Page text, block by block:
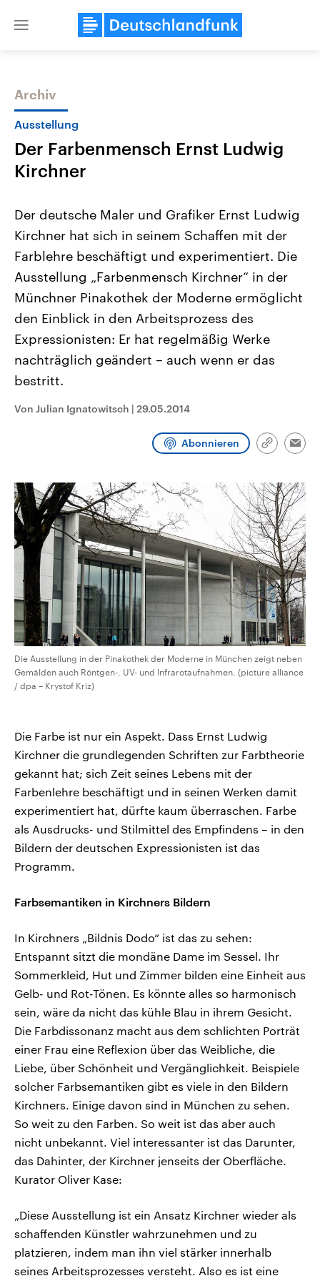
Close
Themen
Landtagswahl Sachsen-Anhalt
2026
Alle Informationen
Sachsen-Anhalt wählt am 6.
September 2026 einen neuen
Landtag. Seit 2021 wird das
Bundesland von einer Koalition aus
Umfragen, Prognosen,
Wahlprogramme, aktuelle Berichte
und Hintergründe zu den Parteien
und Kandidaten der anstehenden
Wahl.
Aktuelle Beiträge,
Hintergründe
Wirtschaftlich und
gehören die Vereinigten
den mächtigsten Ländern
mit großem Einfluss auf
Sendungen Programm Podcasts
Archiv
Ausstellung
Der Farbenmensch Ernst Ludwig
Kirchner
Der deutsche Maler und Grafiker Ernst Ludwig
Kirchner hat sich in seinem Schaffen mit der
Farblehre beschäftigt und experimentiert. Die
Ausstellung „Farbenmensch Kirchner“ in der
Münchner Pinakothek der Moderne ermöglicht
den Einblick in den Arbeitsprozess des
Expressionisten: Er hat regelmäßig Werke
nachträglich geändert – auch wenn er das
bestritt.
Von Julian Ignatowitsch | 29.05.2014
Abonnieren
Link
Die Ausstellung in der Pinakothek der Moderne in München zeigt neben
Gemälden auch Röntgen-, UV- und Infrarotaufnahmen. (picture alliance
/ dpa – Krystof Kriz)
Die Farbe ist nur ein Aspekt. Dass Ernst Ludwig
Kirchner die grundlegenden Schriften zur Farbtheorie
gekannt hat; sich Zeit seines Lebens mit der
Farbenlehre beschäftigt und in seinen Werken damit
experimentiert hat, dürfte kaum überraschen. Farbe
als Ausdrucks- und Stilmittel des Empfindens – in den
Bildern der deutschen Expressionisten ist das
Programm.
Farbsemantiken in Kirchners Bildern
In Kirchners „Bildnis Dodo“ ist das zu sehen:
Entspannt sitzt die mondäne Dame im Sessel. Ihr
Sommerkleid, Hut und Zimmer bilden eine Einheit aus
Gelb- und Rot-Tönen. Es könnte alles so harmonisch
sein, wäre da nicht das kühle Blau in ihrem Gesicht.
Die Farbdissonanz macht aus dem schlichten Porträt
einer Frau eine Reflexion über das Weibliche, die
Liebe, über Schönheit und Vergänglichkeit. Beispiele
solcher Farbsemantiken gibt es viele in den Bildern
Kirchners. Einige davon sind in München zu sehen.
So weit zu den Farben. So weit ist das aber auch
nicht unbekannt. Viel interessanter ist das Darunter,
das Dahinter, der Kirchner jenseits der Oberfläche.
Kurator Oliver Kase:
„Diese Ausstellung ist ein Ansatz Kirchner wieder als
schaffenden Künstler wahrzunehmen und zu
platzieren, indem man ihn viel stärker innerhalb
seines Arbeitsprozesses versteht. Also es ist eine